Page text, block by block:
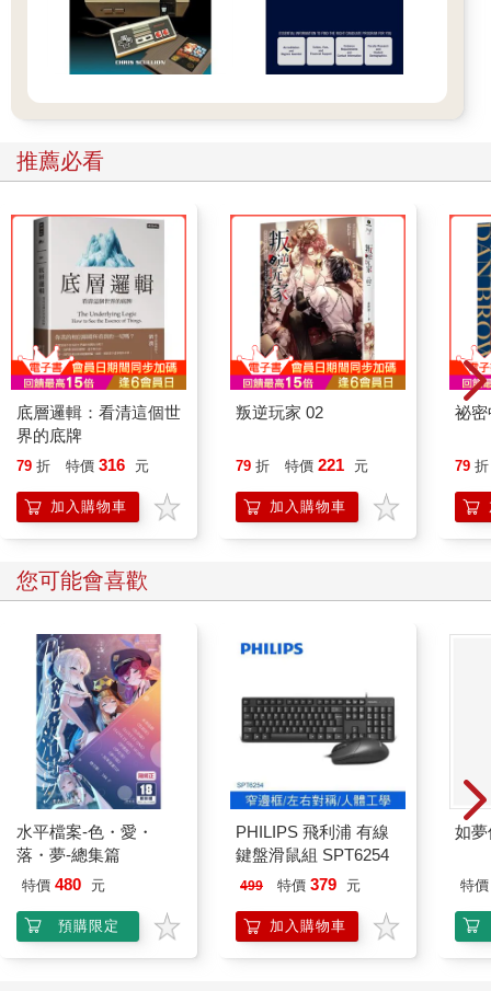
推薦必看
底層邏輯：看清這個世
界的底牌
79 折 特價 316 元
加入購物車
叛逆玩家 02
79 折 特價 221 元
加入購物車
祕
79 折
您可能會喜歡
水平檔案-色・愛・
落・夢-總集篇
特價 480 元
預購限定
PHILIPS 飛利浦 有線
鍵盤滑鼠組 SPT6254
499 特價 379 元
加入購物車
如
特價